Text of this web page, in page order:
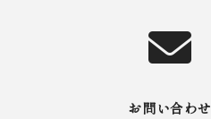
お問い合わせ